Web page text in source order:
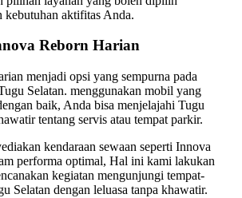
kebutuhan aktifitas Anda.
Reborn Harian
menjadi opsi yang sempurna pada
Selatan. menggunakan mobil yang
baik, Anda bisa menjelajahi Tugu
tentang servis atau tempat parkir.
kendaraan sewaan seperti Innova
performa optimal, Hal ini kami lakukan
kegiatan mengunjungi tempat-
Selatan dengan leluasa tanpa khawatir.